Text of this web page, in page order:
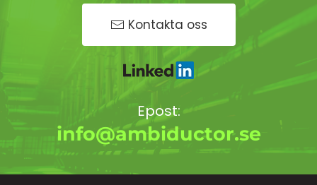
Kontakta oss
Epost:
info@ambiductor.se